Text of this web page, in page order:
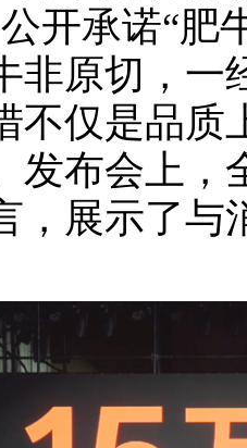
开承诺“肥
非原切，一
不仅是品质
发布会上，
，展示了与